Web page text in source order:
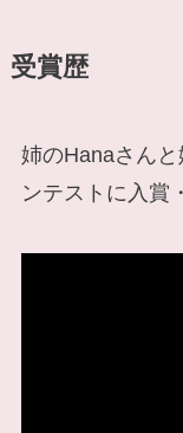
受賞歴
姉のHanaさん
ンテストに入賞